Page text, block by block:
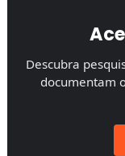
Descubra
documentam